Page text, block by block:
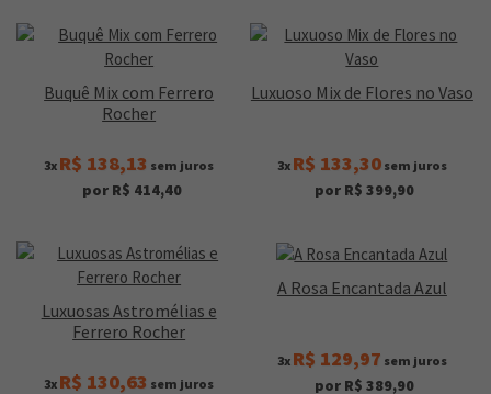
Buquê Mix com Ferrero
Rocher
3x R$ 138,13 sem juros
por R$ 414,40
Luxuoso Mix de Flores no Vaso
3x R$ 133,30sem juros
por R$ 399,90
Luxuosas Astromélias e
Ferrero Rocher
3x R$ 130,63 sem juros
A Rosa Encantada Azul
3x R$ 129,97 sem juros
por R$ 389,90